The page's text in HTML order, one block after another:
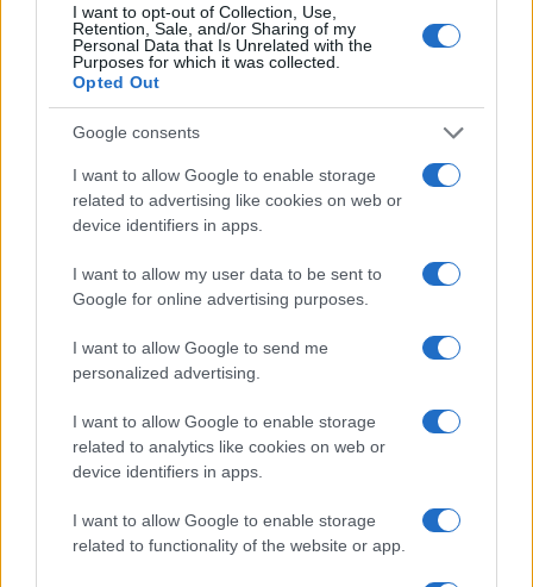
I want to opt-out of Collection, Use,
Retention, Sale, and/or Sharing of my
Personal Data that Is Unrelated with the
Purposes for which it was collected.
Opted Out
Google consents
I want to allow Google to enable storage
related to advertising like cookies on web or
device identifiers in apps.
I want to allow my user data to be sent to
Google for online advertising purposes.
I want to allow Google to send me
personalized advertising.
I want to allow Google to enable storage
related to analytics like cookies on web or
device identifiers in apps.
I want to allow Google to enable storage
related to functionality of the website or app.
sangue dai vertici della Repubblica islamica.
L’azione di repressione condotta dal regime degli
ayatollah, puntualmente accompagnata dal duro
monito lanciato nelle scorse ore da Trump,
dichiaratosi pronto ad intervenire contro le
autorità iraniane a difesa dei manifestanti, acuisce
ulteriormente le tensioni tra Washington e
Teheran e apre nuovi possibili scenari di crisi
nella martoriata regione mediorientale. La
pesante crisi valutaria, causa del crescere
malcontento del popolo iraniano nei confronti del
regime, probabile preludio a un eventuale
collasso del rial, la moneta nazionale, potrebbero
fare il resto e fare scricchiolare le sempre meno
solide fondamenta su cui poggia la Repubblica
Medio Oriente, tra i pochi, pochissimi alleati del